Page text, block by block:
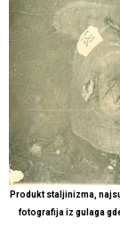
Produkt staljinizma,
fotografija iz gulaga